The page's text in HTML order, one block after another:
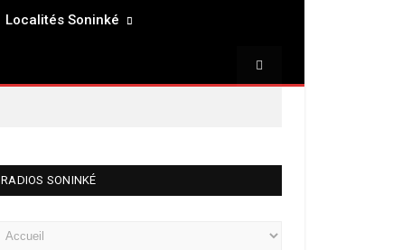
Localités Soninké
RADIOS SONINKÉ